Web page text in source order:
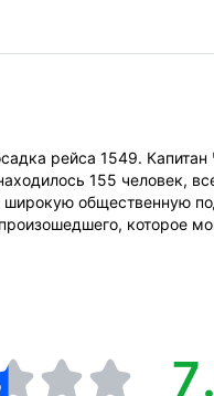
рейса 1549.
155 человек,
широкую общественную
которое